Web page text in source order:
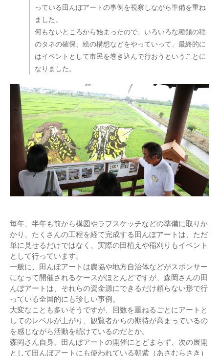
っている田んぼアートの事例を視察しながら準備を重ね
ました。
何もないところから始まったので、いろいろな種類の稲
のタネの確保、絵の構想などをやっていって、最終的に
はイベントとして市民を巻き込んで行おうということに
なりました。
毎年、半年も前から構図やラフスケッチなどの準備に取りか
かり、たくさんの工程を経て完成する田んぼアートは、ただ
単に見せるだけではなく、実際の田植えや稲刈りもイベント
として行っています。
一般に、田んぼアートは農協や地方自治体などがスポンサー
になって開催されるケースがほとんどですが、森岡さんの田
んぼアートは、それらの資金源にできるだけ頼らない形で行
っている全国的にも珍しい事例。
大変なことも多いそうですが、回数を重ねるごとにアートと
してのレベルが上がり、観覧者からの期待が高まっているの
を感じながら活動を続けているのだとか。
森岡さん自身、田んぼアートの開催にとどまらず、次の展開
として田んぼアートにも使われている朝紫（あさむらさき）